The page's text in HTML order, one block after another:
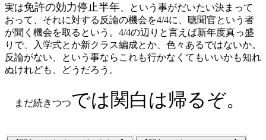
実は免許の効力停止半年 、という事がだいたい決まって
おって、それに対する反論の機会を4/4に、聴聞官という者
が聞く機会を取るという。4/4の辺りと言えば新年度真っ盛
りで、入学式とか新クラス編成とか、色々あるではないか。
反論がない、という事ならこれも行かなくてもいいかも知れ
ぬけれども、どうだろう。
まだ続きつつでは関白は帰るぞ。